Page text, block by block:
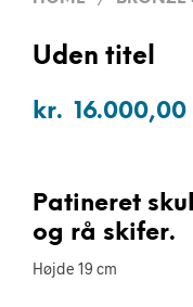
Uden titel
kr. 16.000,00
Patineret
og rå skifer.
Højde 19 cm